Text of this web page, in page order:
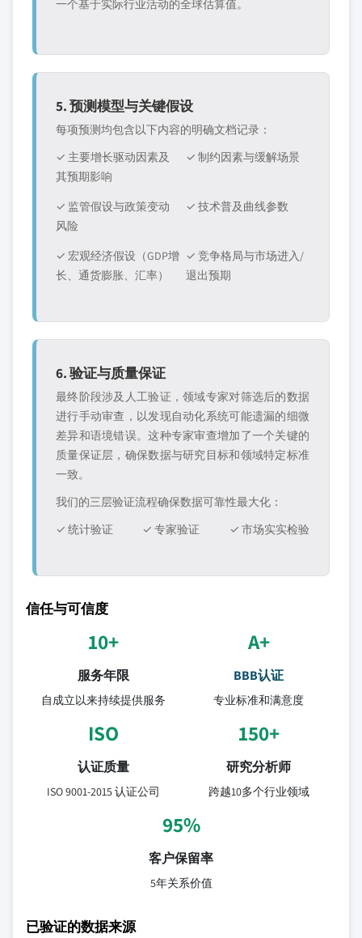
一个基于实际行业活动的全球估算值。
5. 预测模型与关键假设
每项预测均包含以下内容的明确文档记录：
✓ 主要增长驱动因素及
其预期影响
✓ 制约因素与缓解场景
✓ 监管假设与政策变动
风险
✓ 技术普及曲线参数
✓ 宏观经济假设（GDP增
长、通货膨胀、汇率）
✓ 竞争格局与市场进入/
退出预期
6. 验证与质量保证
最终阶段涉及人工验证，领域专家对筛选后的数据
进行手动审查，以发现自动化系统可能遗漏的细微
差异和语境错误。这种专家审查增加了一个关键的
质量保证层，确保数据与研究目标和领域特定标准
一致。
我们的三层验证流程确保数据可靠性最大化：
✓ 统计验证
✓ 专家验证 ✓ 市场实实检验
信任与可信度
10+
服务年限
自成立以来持续提供服务
A+
BBB认证
专业标准和满意度
ISO
认证质量
ISO 9001-2015 认证公司
150+
研究分析师
跨越10多个行业领域
95%
客户保留率
5年关系价值
已验证的数据来源